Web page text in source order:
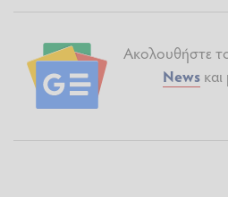
Ακολουθήστε
News